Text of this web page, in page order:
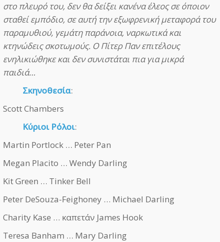
στο πλευρό του, δεν θα δείξει κανένα έλεος σε όποιον
σταθεί εμπόδιο, σε αυτή την εξωφρενική μεταφορά του
παραμυθιού, γεμάτη παράνοια, ναρκωτικά και
κτηνώδεις σκοτωμούς. Ο Πίτερ Παν επιτέλους
ενηλικιώθηκε και δεν συνιστάται πια για μικρά
παιδιά…
Σκηνοθεσία:
Scott Chambers
Κύριοι Ρόλοι:
Martin Portlock … Peter Pan
Megan Placito … Wendy Darling
Kit Green … Tinker Bell
Peter DeSouza-Feighoney … Michael Darling
Charity Kase … καπετάν James Hook
Teresa Banham … Mary Darling